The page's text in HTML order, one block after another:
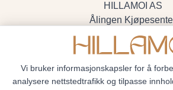
HILLAMOI AS
Ålingen
Myrenvegen 19,
- Org.nr. 928705234
Vi bruker informasjonskapsler for å
analysere nettstedtrafikk og tilpasse